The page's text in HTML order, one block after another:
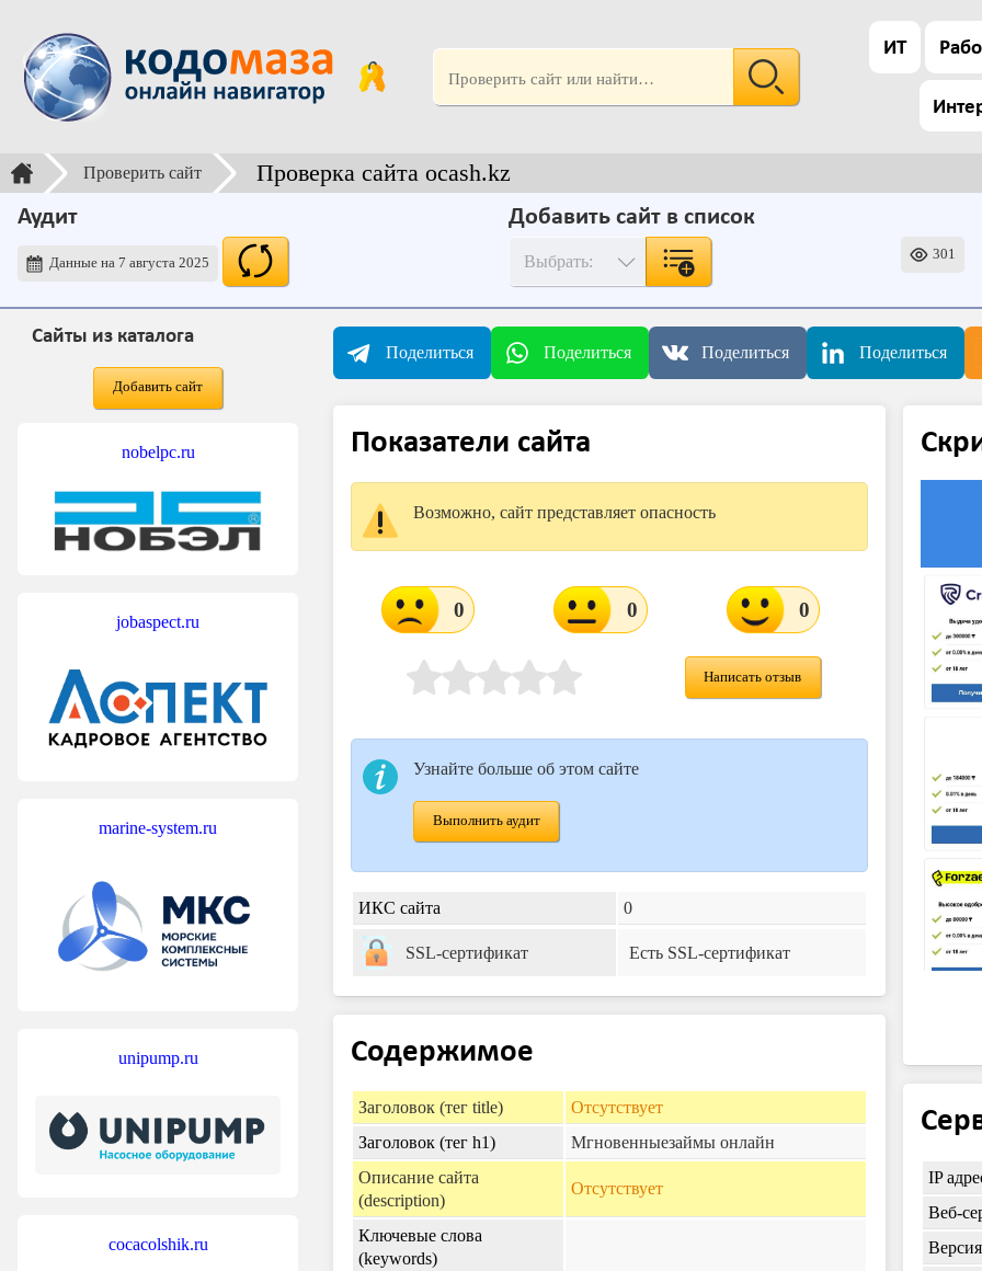
ИТ
Проверить сайт Проверка сайта ocash.kz
Аудит
Данные на 7 августа 2025
Добавить сайт в список
301
Поделиться Поделиться Поделиться Поделиться
Показатели сайта
Возможно, сайт представляет опасность
0 0 0
Написать отзыв
Узнайте больше об этом сайте
Выполнить аудит
ИКС сайта 0
SSL-сертификат Есть SSL-сертификат
Содержимое
Заголовок (тег title)
Отсутствует
Заголовок (тег h1)
Мгновенныезаймы онлайн
Описание сайта
(description)
Отсутствует
Ключевые слова
(keywords)
IP
Веб-
Сайты из каталога
Добавить сайт
nobelpc.ru
jobaspect.ru
marine-system.ru
unipump.ru
cocacolshik.ru